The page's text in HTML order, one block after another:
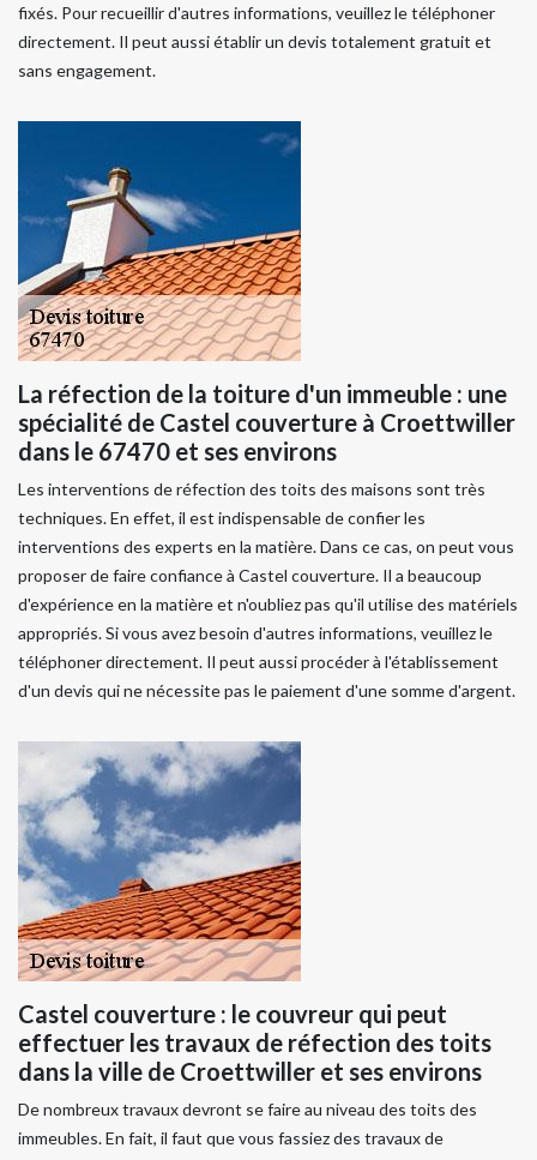
fixés. Pour recueillir d'autres informations, veuillez le téléphoner
directement. Il peut aussi établir un devis totalement gratuit et
sans engagement.
La réfection de la toiture d'un immeuble : une
spécialité de Castel couverture à Croettwiller
dans le 67470 et ses environs
Les interventions de réfection des toits des maisons sont très
techniques. En effet, il est indispensable de confier les
interventions des experts en la matière. Dans ce cas, on peut vous
proposer de faire confiance à Castel couverture. Il a beaucoup
d'expérience en la matière et n'oubliez pas qu'il utilise des matériels
appropriés. Si vous avez besoin d'autres informations, veuillez le
téléphoner directement. Il peut aussi procéder à l'établissement
d'un devis qui ne nécessite pas le paiement d'une somme d'argent.
Castel couverture : le couvreur qui peut
effectuer les travaux de réfection des toits
dans la ville de Croettwiller et ses environs
De nombreux travaux devront se faire au niveau des toits des
immeubles. En fait, il faut que vous fassiez des travaux de